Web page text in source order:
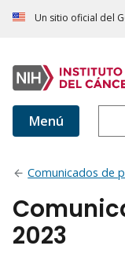
Un sitio oficial del
Menú
Comunicados de
2023